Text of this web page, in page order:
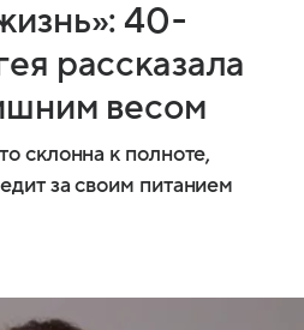
40-
рассказала
весом
склонна к полноте,
за своим питанием